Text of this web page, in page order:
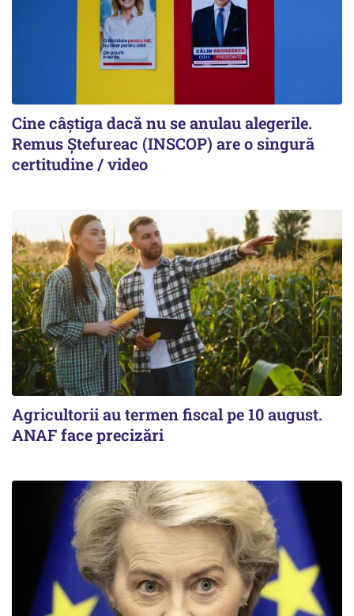
Cine câștiga dacă nu se anulau alegerile.
Remus Ștefureac (INSCOP) are o singură
certitudine / video
Agricultorii au termen fiscal pe 10 august.
ANAF face precizări